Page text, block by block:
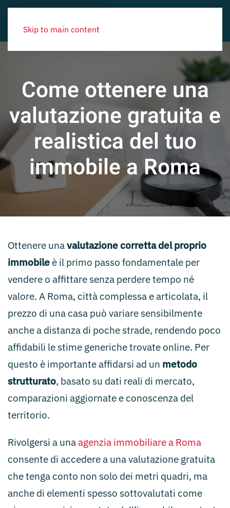
Skip to main content
Come ottenere una
valutazione gratuita e
realistica del tuo
immobile a Roma
Ottenere unavalutazione corretta del proprio
immobile è il primo passo fondamentale per
vendere o affittare senza perdere tempo né
valore. A Roma, città complessa e articolata, il
prezzo di una casa può variare sensibilmente
anche a distanza di poche strade, rendendo poco
affidabili le stime generiche trovate online. Per
questo è importante affidarsi ad un metodo
strutturato, basato su dati reali di mercato,
comparazioni aggiornate e conoscenza del
territorio.
Rivolgersi a una agenzia immobiliare a Roma
consente di accedere a una valutazione gratuita
che tenga conto non solo dei metri quadri, ma
anche di elementi spesso sottovalutati come